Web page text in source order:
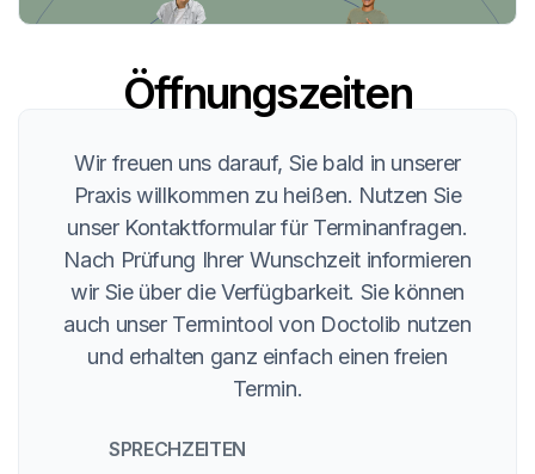
Öffnungszeiten
Wir freuen uns darauf, Sie bald in unserer
Praxis willkommen zu heißen. Nutzen Sie
unser Kontaktformular für Terminanfragen.
Nach Prüfung Ihrer Wunschzeit informieren
wir Sie über die Verfügbarkeit. Sie können
auch unser Termintool von Doctolib nutzen
und erhalten ganz einfach einen freien
Termin.
SPRECHZEITEN